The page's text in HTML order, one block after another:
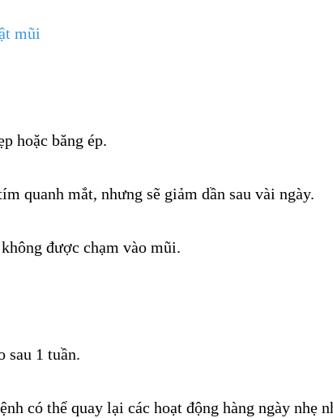
mũi
hoặc băng ép.
quanh mắt, nhưng sẽ giảm dần sau vài ngày.
được chạm vào mũi.
sau 1 tuần.
có thể quay lại các hoạt động hàng ngày nhẹ